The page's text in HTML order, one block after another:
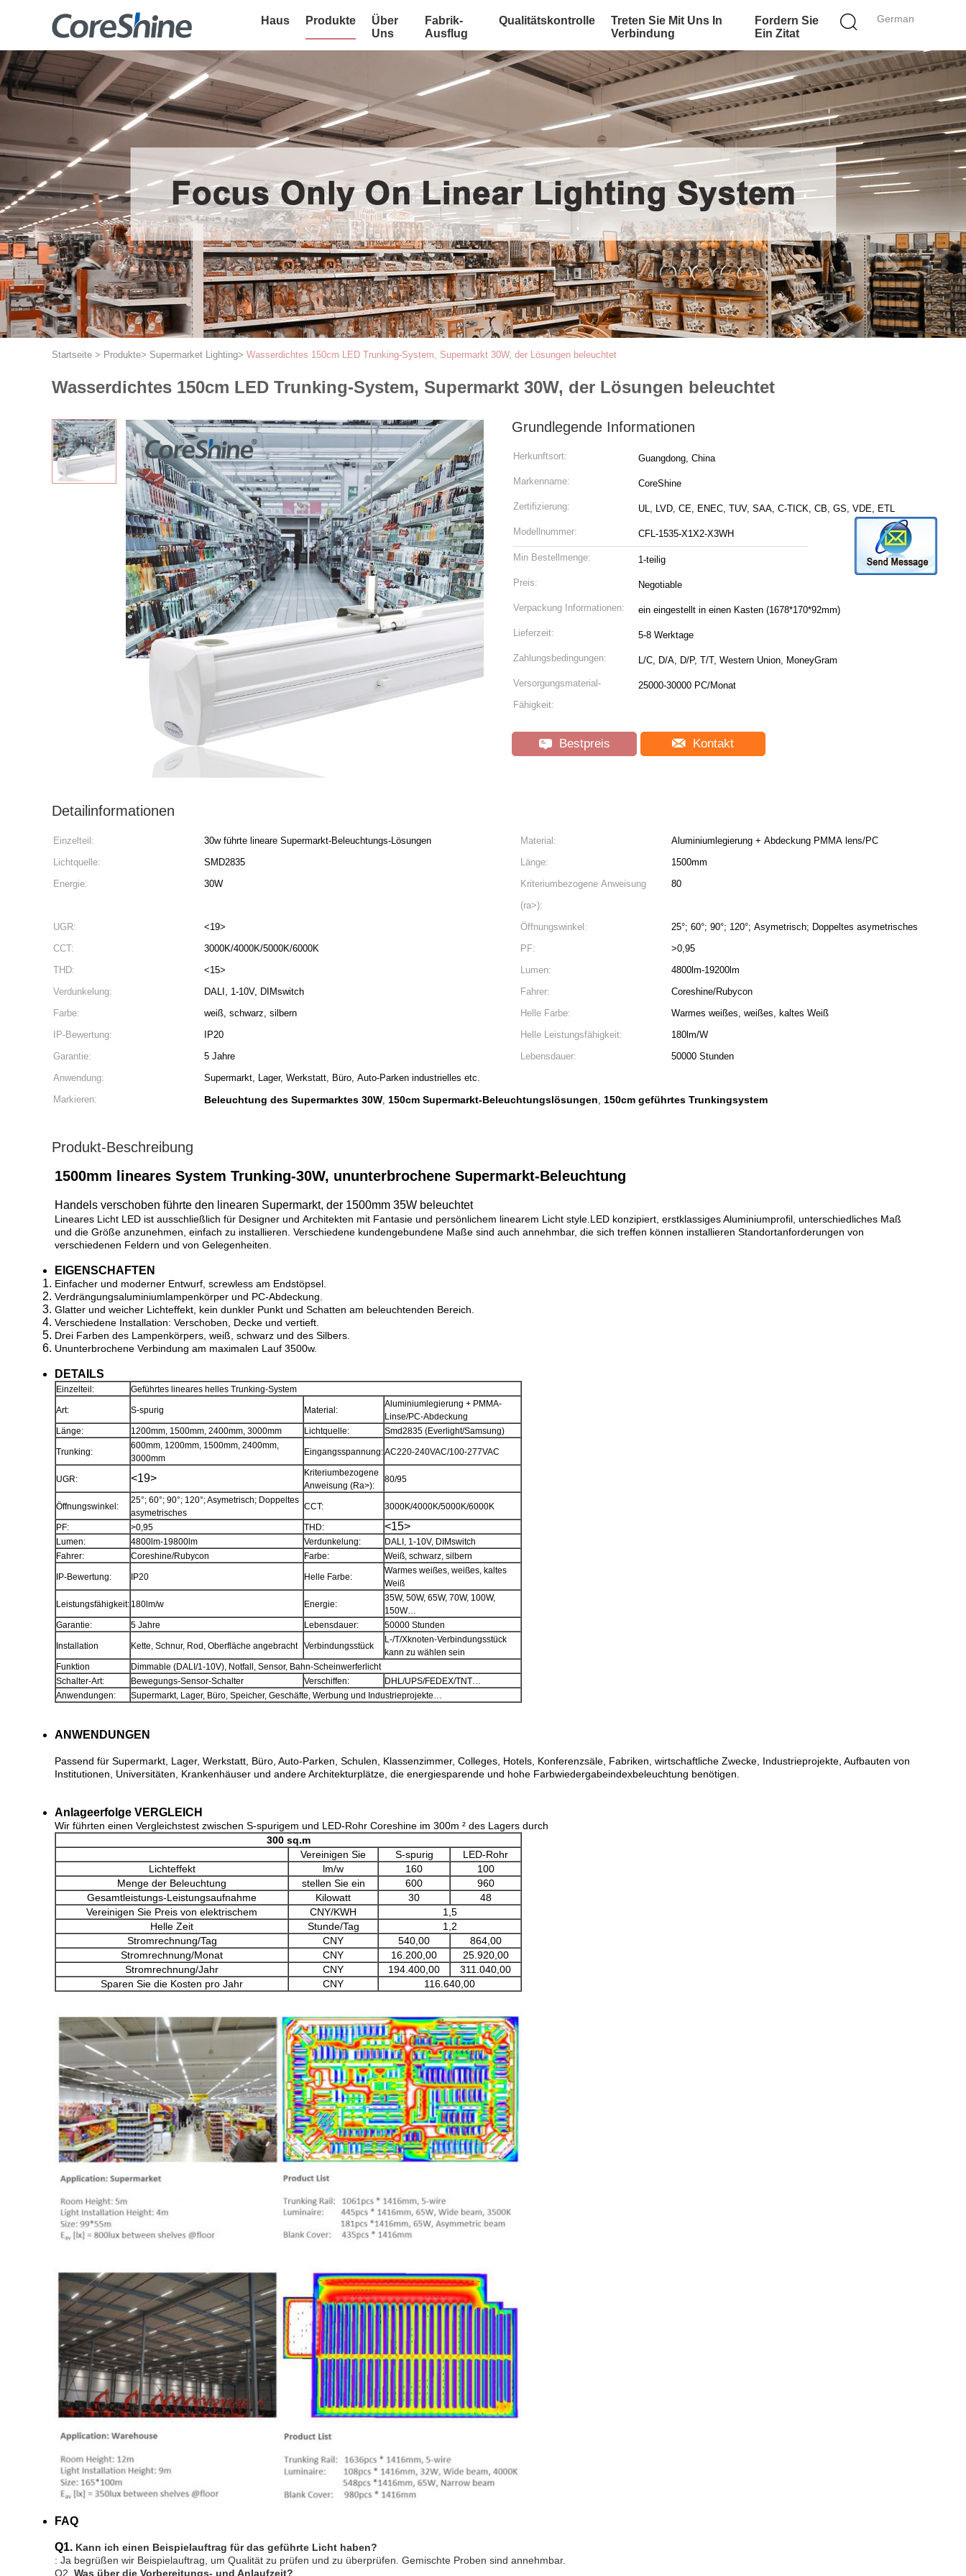
Hinterlass eine Nachricht
Wir rufen Sie bald zurück!
German
Haus Produkte
Über
Uns
Fabrik-
Ausflug
Qualitätskontrolle
Treten Sie Mit Uns In
Verbindung
Fordern Sie
Ein Zitat
Startseite > Produkte> Supermarket Lighting> Wasserdichtes 150cm LED Trunking-System, Supermarkt 30W, der Lösungen beleuchtet
Wasserdichtes 150cm LED Trunking-System, Supermarkt 30W, der Lösungen beleuchtet
Grundlegende Informationen
Herkunftsort: Guangdong, China
Markenname: CoreShine
Zertifizierung: UL, LVD, CE, ENEC, TUV, SAA, C-TICK, CB, GS, VDE, ETL
Modellnummer: CFL-1535-X1X2-X3WH
Min Bestellmenge: 1-teilig
Preis: Negotiable
Verpackung Informationen: ein eingestellt in einen Kasten (1678*170*92mm)
Lieferzeit: 5-8 Werktage
Zahlungsbedingungen: L/C, D/A, D/P, T/T, Western Union, MoneyGram
Versorgungsmaterial-
Fähigkeit:
25000-30000 PC/Monat
Bestpreis Kontakt
Detailinformationen
Einzelteil: 30w führte lineare Supermarkt-Beleuchtungs-Lösungen Material:
Aluminiumlegierung + Abdeckung PMMA lens/PC
Lichtquelle:
SMD2835 Länge:
1500mm
Energie:
30W
Kriteriumbezogene Anweisung
(ra>):
80
UGR: <19> Öffnungswinkel:
25°; 60°; 90°; 120°; Asymetrisch; Doppeltes asymetrisches
CCT:
3000K/4000K/5000K/6000K PF:
>0,95
THD:
<15> Lumen:
4800lm-19200lm
Verdunkelung:
DALI, 1-10V, DIMswitch Fahrer:
Coreshine/Rubycon
Farbe:
weiß, schwarz, silbern Helle Farbe:
Warmes weißes, weißes, kaltes Weiß
IP-Bewertung:
IP20 Helle Leistungsfähigkeit:
180lm/W
Garantie:
5 Jahre Lebensdauer:
50000 Stunden
Anwendung:
Supermarkt, Lager, Werkstatt, Büro, Auto-Parken industrielles etc.
Markieren:
Beleuchtung des Supermarktes 30W, 150cm Supermarkt-Beleuchtungslösungen, 150cm geführtes Trunkingsystem
Produkt-Beschreibung
1500mm lineares System Trunking-30W, ununterbrochene Supermarkt-Beleuchtung
Handels verschoben führte den linearen Supermarkt, der 1500mm 35W beleuchtet
Lineares Licht LED ist ausschließlich für Designer und Architekten mit Fantasie und persönlichem linearem Licht style.LED konzipiert, erstklassiges Aluminiumprofil, unterschiedliches Maß
und die Größe anzunehmen, einfach zu installieren. Verschiedene kundengebundene Maße sind auch annehmbar, die sich treffen können installieren Standortanforderungen von
verschiedenen Feldern und von Gelegenheiten.
EIGENSCHAFTEN
Einfacher und moderner Entwurf, screwless am Endstöpsel.
Verdrängungsaluminiumlampenkörper und PC-Abdeckung.
Glatter und weicher Lichteffekt, kein dunkler Punkt und Schatten am beleuchtenden Bereich.
Verschiedene Installation: Verschoben, Decke und vertieft.
Drei Farben des Lampenkörpers, weiß, schwarz und des Silbers.
Ununterbrochene Verbindung am maximalen Lauf 3500w.
DETAILS
Einzelteil: Geführtes lineares helles Trunking-System
Art: S-spurig Material:
Aluminiumlegierung + PMMA-
Linse/PC-Abdeckung
Länge:
1200mm, 1500mm, 2400mm, 3000mm Lichtquelle: Smd2835 (Everlight/Samsung)
Trunking:
600mm, 1200mm, 1500mm, 2400mm,
3000mm
Eingangsspannung:AC220-240VAC/100-277VAC
UGR: <19>
Kriteriumbezogene
Anweisung (Ra>):
80/95
Öffnungswinkel:
25°; 60°; 90°; 120°; Asymetrisch; Doppeltes
asymetrisches
CCT: 3000K/4000K/5000K/6000K
PF: >0,95 THD: <15>
Lumen: 4800lm-19800lm Verdunkelung:
DALI, 1-10V, DIMswitch
Fahrer:
Coreshine/Rubycon Farbe: Weiß, schwarz, silbern
IP-Bewertung: IP20 Helle Farbe:
Warmes weißes, weißes, kaltes
Weiß
Leistungsfähigkeit: 180lm/w Energie:
35W, 50W, 65W, 70W, 100W,
150W…
Garantie:
5 Jahre Lebensdauer: 50000 Stunden
Installation Kette, Schnur, Rod, Oberfläche angebracht Verbindungsstück
L-/T/Xknoten-Verbindungsstück
kann zu wählen sein
Funktion
Dimmable (DALI/1-10V), Notfall, Sensor, Bahn-Scheinwerferlicht
Schalter-Art:
Bewegungs-Sensor-Schalter Verschiffen:
DHL/UPS/FEDEX/TNT…
Anwendungen:
Supermarkt, Lager, Büro, Speicher, Geschäfte, Werbung und Industrieprojekte…
ANWENDUNGEN
Passend für Supermarkt, Lager, Werkstatt, Büro, Auto-Parken, Schulen, Klassenzimmer, Colleges, Hotels, Konferenzsäle, Fabriken, wirtschaftliche Zwecke, Industrieprojekte, Aufbauten von
Institutionen, Universitäten, Krankenhäuser und andere Architekturplätze, die energiesparende und hohe Farbwiedergabeindexbeleuchtung benötigen.
Anlageerfolge VERGLEICH
Wir führten einen Vergleichstest zwischen S-spurigem und LED-Rohr Coreshine im 300m ² des Lagers durch
300 sq.m
Vereinigen Sie
S-spurig
LED-Rohr
Lichteffekt
lm/w 160
100
Menge der Beleuchtung
stellen Sie ein 600
960
Gesamtleistungs-Leistungsaufnahme
Kilowatt 30
48
Vereinigen Sie Preis von elektrischem
CNY/KWH
1,5
Helle Zeit
Stunde/Tag
1,2
Stromrechnung/Tag
CNY 540,00
864,00
Stromrechnung/Monat
CNY 16.200,00
25.920,00
Stromrechnung/Jahr
CNY 194.400,00
311.040,00
Sparen Sie die Kosten pro Jahr
CNY 116.640,00
FAQ
Q1. Kann ich einen Beispielauftrag für das geführte Licht haben?
: Ja begrüßen wir Beispielauftrag, um Qualität zu prüfen und zu überprüfen. Gemischte Proben sind annehmbar.
Q2. Was über die Vorbereitungs- und Anlaufzeit?